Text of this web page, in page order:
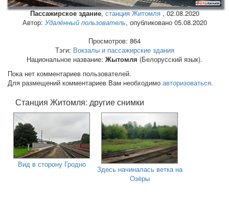
Пассажирское здание,станция Житомля ,02.08.2020
Автор: Удалённый пользователь, опубликовано 05.08.2020
Просмотров: 864
Тэги: Вокзалы и пассажирские здания
Национальное название: Жытомля (Белорусский язык).
Пока нет комментариев пользователей.
Для размещений комментариев Вам необходимо авторизоваться.
Станция Житомля: другие снимки
Вид в сторону Гродно
Здесь начиналась ветка на
Озёры